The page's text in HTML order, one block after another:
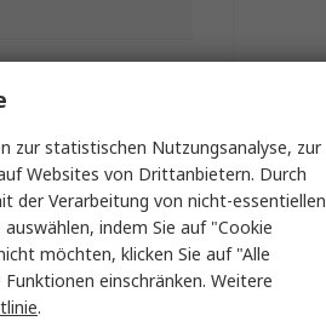
zur statistischen Nutzungsanalyse, zur
Websites von Drittanbietern. Durch
der Verarbeitung von nicht-essentiellen
indem Sie auf "Cookie
möchten, klicken Sie auf "Alle
einschränken. Weitere
.